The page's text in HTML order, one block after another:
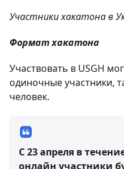
Участники хакатона в
Формат хакатона
Участвовать в USGH
одиночные участники,
человек.
С 23 апреля в
онлайн участники